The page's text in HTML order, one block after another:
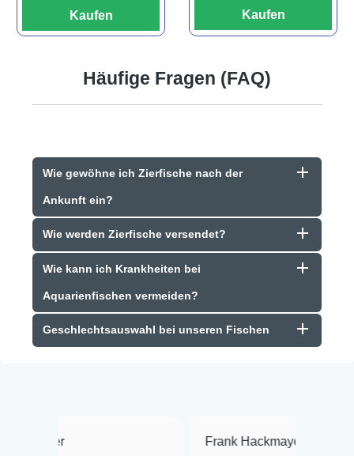
Kaufen Kaufen
Häufige Fragen (FAQ)
Wie gewöhne ich Zierfische nach der
Ankunft ein?
Wie werden Zierfische versendet?
Wie kann ich Krankheiten bei
Aquarienfischen vermeiden?
Geschlechtsauswahl bei unseren Fischen
Frank Hackmayer ★★★★